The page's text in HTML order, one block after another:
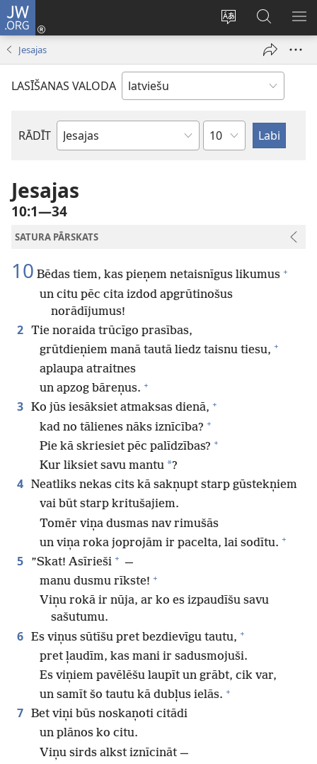
JW.ORG
Mainīt
valodu
Pieteikties
(opens
Meklēt
vietnē
JW.ORG
Jesajas
LASĪŠANAS VALODA
RĀDĪT
Pēc
Pēc
nodaļām
Jesajas
10:1—34
SATURA PĀRSKATS
10 Bēdas tiem, kas pieņem netaisnīgus likumus +
un citu pēc cita izdod apgrūtinošus
norādījumus!
2 Tie noraida trūcīgo prasības,
grūtdieņiem manā tautā liedz taisnu tiesu, +
aplaupa atraitnes
un apzog bāreņus. +
3 Ko jūs iesāksiet atmaksas dienā, +
kad no tālienes nāks iznīcība? +
Pie kā skriesiet pēc palīdzības? +
Kur liksiet savu mantu *?
4 Neatliks nekas cits kā sakņupt starp gūstekņiem
vai būt starp kritušajiem.
Tomēr viņa dusmas nav rimušās
un viņa roka joprojām ir pacelta, lai sodītu. +
5 ”Skat! Asīrieši + —
manu dusmu rīkste! +
Viņu rokā ir nūja, ar ko es izpaudīšu savu
sašutumu.
6 Es viņus sūtīšu pret bezdievīgu tautu, +
pret ļaudīm, kas mani ir sadusmojuši.
Es viņiem pavēlēšu laupīt un grābt, cik var,
un samīt šo tautu kā dubļus ielās. +
7 Bet viņi būs noskaņoti citādi
un plānos ko citu.
Viņu sirds alkst iznīcināt —